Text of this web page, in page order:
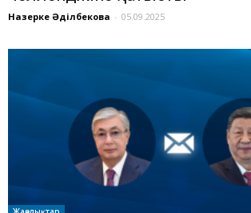
Назерке Әділбекова - 05.09.2025